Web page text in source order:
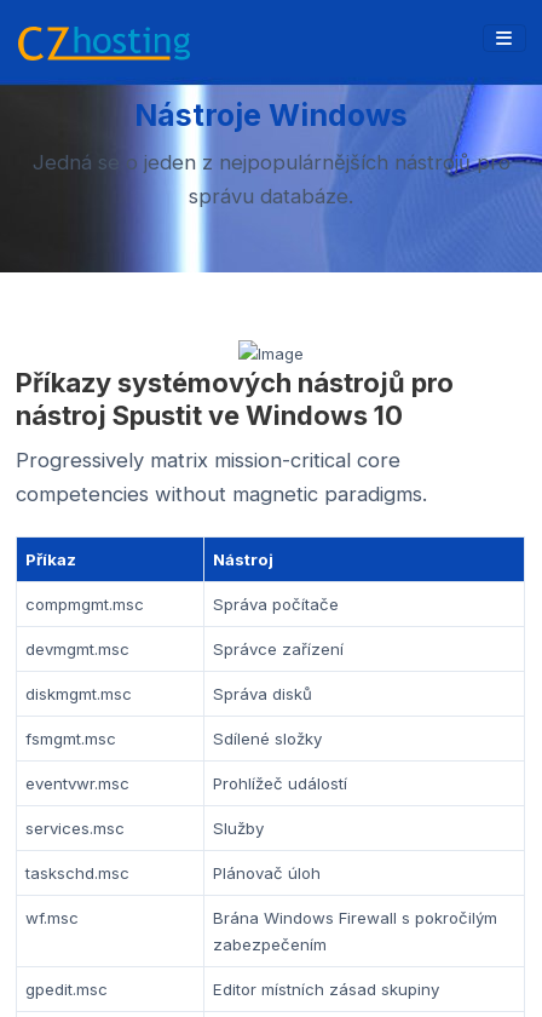
Nástroje Windows
Jedná se o jeden z nejpopulárnějších nástrojů pro
správu databáze.
Příkazy systémových nástrojů pro
nástroj Spustit ve Windows 10
Progressively matrix mission-critical core
competencies without magnetic paradigms.
Příkaz Nástroj
compmgmt.msc Správa počítače
devmgmt.msc Správce zařízení
diskmgmt.msc Správa disků
fsmgmt.msc Sdílené složky
eventvwr.msc Prohlížeč událostí
services.msc Služby
taskschd.msc Plánovač úloh
wf.msc
Brána Windows Firewall s pokročilým
zabezpečením
gpedit.msc Editor místních zásad skupiny